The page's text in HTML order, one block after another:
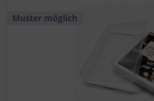
Muster möglich